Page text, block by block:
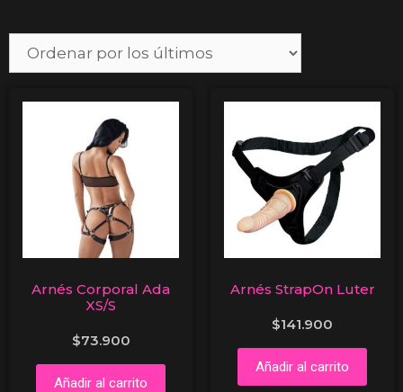
Arnés Corporal Ada
XS/S
$73.900
Añadir al carrito
Arnés StrapOn Luter
$141.900
Añadir al carrito